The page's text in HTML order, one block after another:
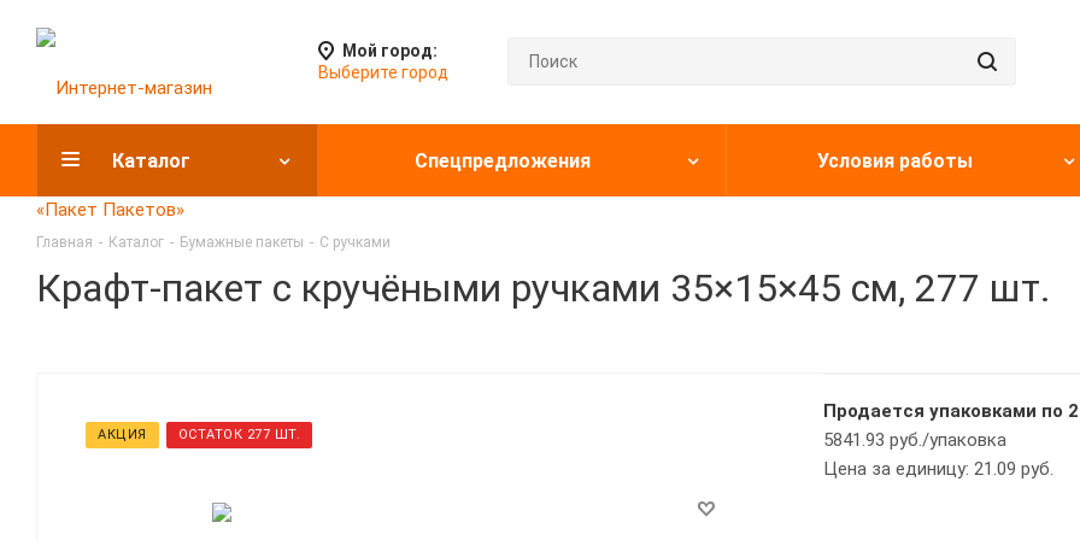
Мой город:
Выберите город
Каталог Спецпредложения Условия работы
Главная - Каталог - Бумажные пакеты - С ручками
Крафт-пакет с кручёными ручками 35×15×45 см, 277 шт.
АКЦИЯ ОСТАТОК 277 ШТ.
Продается упаковками по
5841.93 руб./упаковка
Цена за единицу: 21.09 руб.